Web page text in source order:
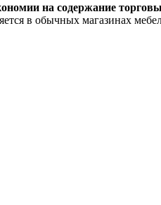
на содержание
в обычных магазинах